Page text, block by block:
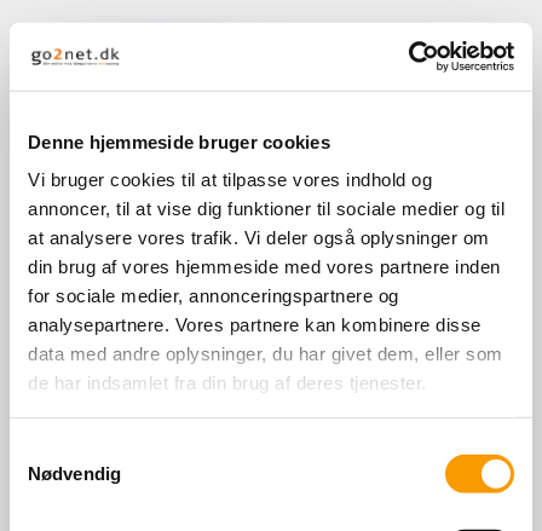
Denne hjemmeside bruger cookies
Vi bruger cookies til at tilpasse vores indhold og
annoncer, til at vise dig funktioner til sociale medier og til
at analysere vores trafik. Vi deler også oplysninger om
din brug af vores hjemmeside med vores partnere inden
for sociale medier, annonceringspartnere og
analysepartnere. Vores partnere kan kombinere disse
data med andre oplysninger, du har givet dem, eller som
de har indsamlet fra din brug af deres tjenester.
Nødvendig
Ved ankomsten skal opstaldningskontrakt
være udfyldt
Boksudlejningskontrakt